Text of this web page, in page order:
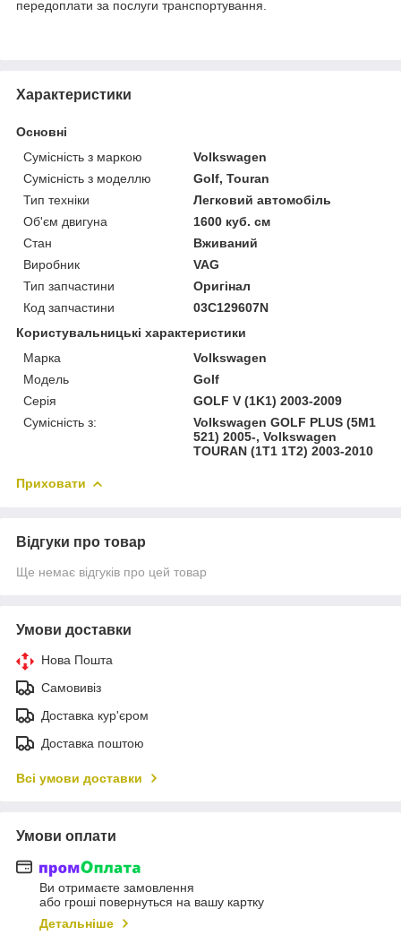
передоплати за послуги транспортування.
Характеристики
Основні
Сумісність з маркою
Volkswagen
Сумісність з моделлю
Golf, Touran
Тип техніки
Легковий автомобіль
Об'єм двигуна
1600 куб. см
Стан
Вживаний
Виробник
VAG
Тип запчастини
Оригінал
Код запчастини
03C129607N
Користувальницькі характеристики
Марка
Volkswagen
Модель
Golf
Серія
GOLF V (1K1) 2003-2009
Сумісність з:
Volkswagen GOLF PLUS (5M1
521) 2005-, Volkswagen
TOURAN (1T1 1T2) 2003-2010
Приховати
Відгуки про товар
Ще немає відгуків про цей товар
Умови доставки
Нова Пошта
Самовивіз
Доставка кур'єром
Доставка поштою
Всі умови доставки
Умови оплати
Ви отримаєте замовлення
або гроші повернуться на вашу картку
Детальніше